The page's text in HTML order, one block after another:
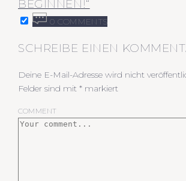
BEGINNEN!“
0 COMMENTS
SCHREIBE EINEN
Deine E-Mail-Adresse wird nicht
Felder sind mit * markiert
COMMENT